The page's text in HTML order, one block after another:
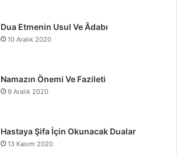
Dua Etmenin Usul Ve Âdabı
10 Aralık 2020
Namazın Önemi Ve Fazileti
9 Aralık 2020
Hastaya Şifa İçin Okunacak Dualar
13 Kasım 2020